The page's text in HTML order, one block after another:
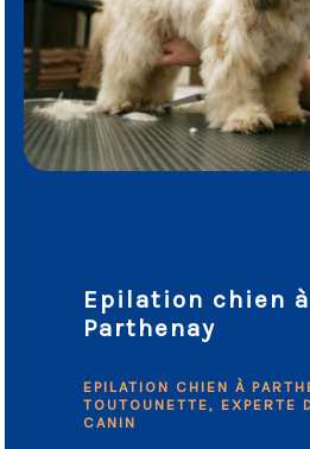
Epilation chien à
Parthenay
EPILATION CHIEN À
TOUTOUNETTE, EXPERTE
CANIN